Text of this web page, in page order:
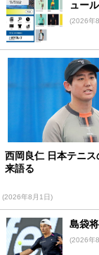
ュー
(2026年
西岡良仁 日本テニス
来語る
(2026年8月1日)
島袋
(2026年